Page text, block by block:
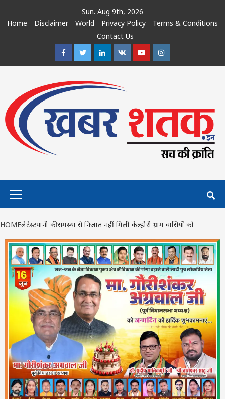
Sun. Aug 9th, 2026
Home
Disclaimer World Privacy Policy
Terms & Conditions
Contact Us
FacebookTwitterLinkedin
VK YoutubeInstagram
HOMEलेटेस्टपानी की समस्या से निजात नहीं मिली केल्हौरी ग्राम वासियों को